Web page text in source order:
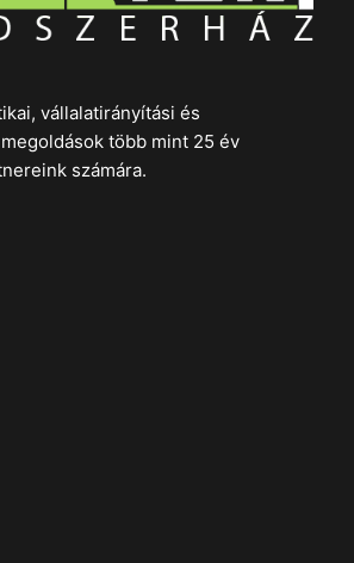
vállalatirányítási és
több mint 25 év
számára.